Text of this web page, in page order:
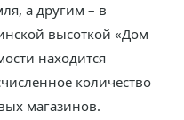
а другим – в
высоткой «Дом
находится
количество
магазинов.